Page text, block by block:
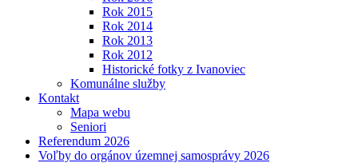
Rok 2015
Rok 2014
Rok 2013
Rok 2012
Historické fotky z Ivanoviec
Komunálne služby
Kontakt
Mapa webu
Seniori
Referendum 2026
Voľby do orgánov územnej samosprávy 2026